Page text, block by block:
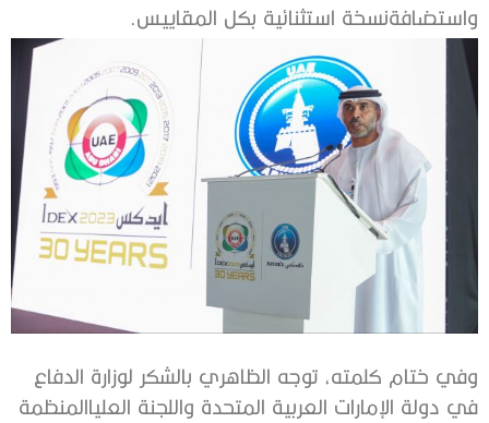
واستضافةنسخة استثنائية بكل المقاييس
وفي ختام كلمته، توجه الظاهري بالشكر لوزارة الدفاع
في دولة الإمارات العربية المتحدة واللجنة العلياالمنظمة